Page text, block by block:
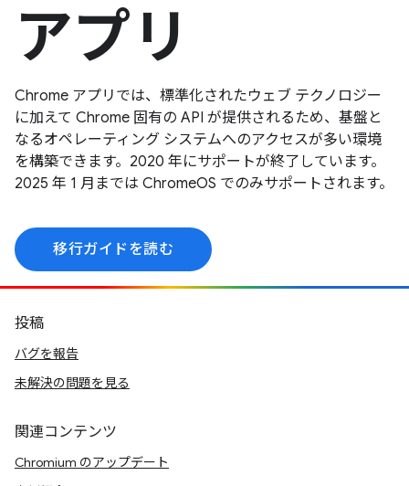
アプリ
Chrome アプリでは、標準化されたウェブ テクノロジー
に加えて Chrome 固有の API が提供されるため、基盤と
なるオペレーティング システムへのアクセスが多い環境
を構築できます。2020 年にサポートが終了しています。
2025 年 1 月までは ChromeOS でのみサポートされます。
移行ガイドを読む
投稿
バグを報告
未解決の問題を見る
関連コンテンツ
Chromium のアップデート